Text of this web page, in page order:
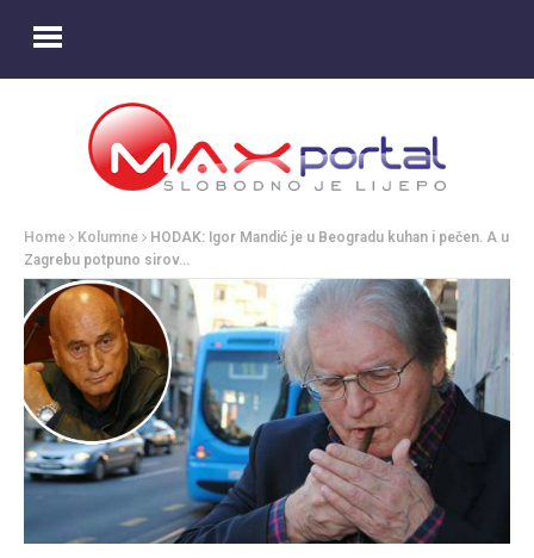
Home Kolumne
HODAK: Igor Mandić je u Beogradu kuhan i pečen. A u
Zagrebu potpuno sirov…